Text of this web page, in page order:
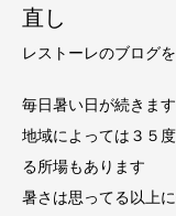
直し
レストーレのブログ
毎日暑い日が続きま
地域によっては３５
る所場もあります
暑さは思ってる以上